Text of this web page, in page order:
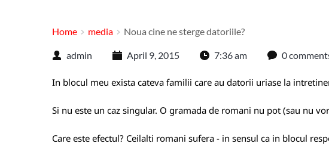
Home media Noua cine ne sterge datoriile?
admin April 9, 2015 7:36 am 0
In blocul meu exista cateva familii care au datorii uriase la
Si nu este un caz singular. O gramada de romani nu pot (sau nu
Care este efectul? Ceilalti romani sufera - in sensul ca in blocul